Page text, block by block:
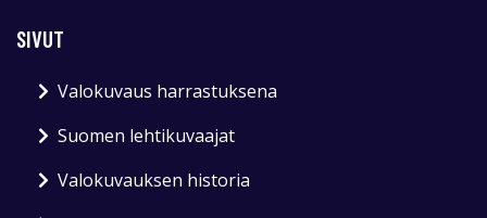
SIVUT
Valokuvaus harrastuksena
Suomen lehtikuvaajat
Valokuvauksen historia